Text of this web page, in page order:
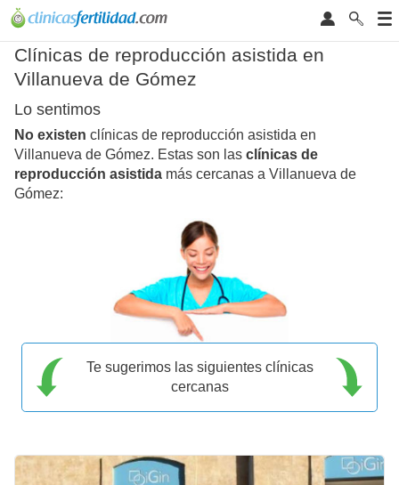
Clínicas de reproducción asistida en
Villanueva de Gómez
Lo sentimos
No existen clínicas de reproducción asistida en
Villanueva de Gómez. Estas son las clínicas de
reproducción asistida más cercanas a Villanueva de
Gómez:
Te sugerimos las siguientes clínicas
cercanas